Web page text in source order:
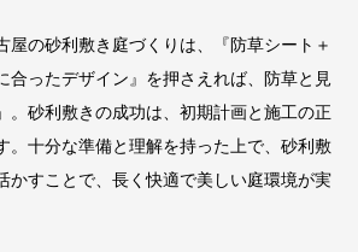
屋の砂利敷き庭づくりは、『防草シート＋
合ったデザイン』を押さえれば、防草と見
。砂利敷きの成功は、初期計画と施工の正
。十分な準備と理解を持った上で、砂利敷
かすことで、長く快適で美しい庭環境が実